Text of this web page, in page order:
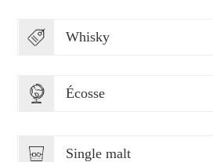
Whisky
Écosse
Single malt